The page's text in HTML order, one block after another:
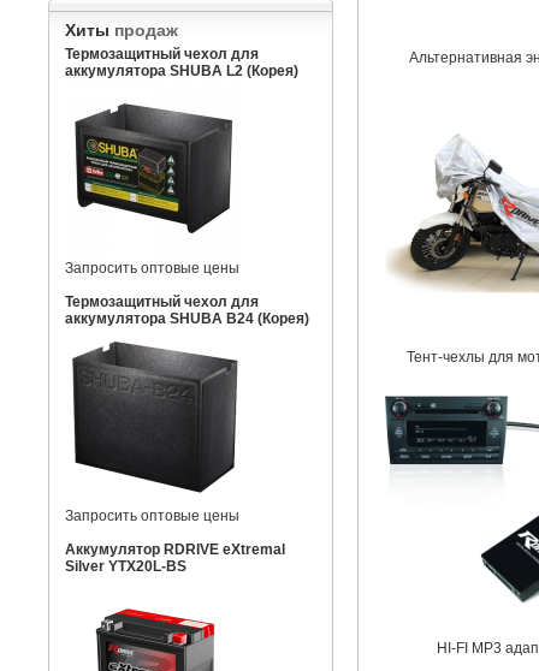
Хиты продаж
Термозащитный чехол для
аккумулятора SHUBA L2 (Корея)
Запросить оптовые цены
Термозащитный чехол для
аккумулятора SHUBA B24 (Корея)
Запросить оптовые цены
Аккумулятор RDRIVE eXtremal
Silver YTX20L-BS
Альтернативная
Тент-чехлы для
HI-FI MP3